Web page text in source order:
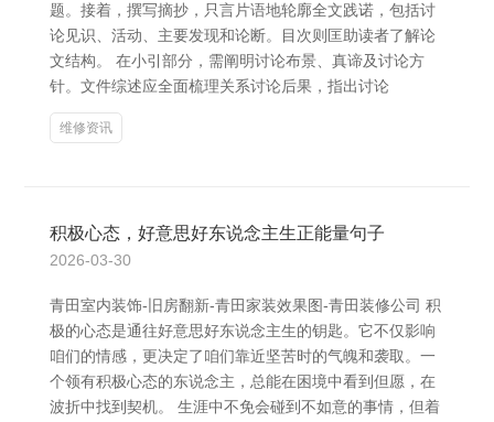
题。接着，撰写摘抄，只言片语地轮廓全文践诺，包括讨
论见识、活动、主要发现和论断。目次则匡助读者了解论
文结构。 在小引部分，需阐明讨论布景、真谛及讨论方
针。文件综述应全面梳理关系讨论后果，指出讨论
维修资讯
积极心态，好意思好东说念主生正能量句子
2026-03-30
青田室内装饰-旧房翻新-青田家装效果图-青田装修公司 积
极的心态是通往好意思好东说念主生的钥匙。它不仅影响
咱们的情感，更决定了咱们靠近坚苦时的气魄和袭取。一
个领有积极心态的东说念主，总能在困境中看到但愿，在
波折中找到契机。 生涯中不免会碰到不如意的事情，但着